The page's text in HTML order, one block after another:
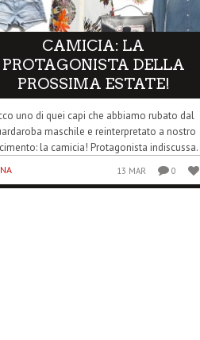
CAMICIA: LA
PROTAGONISTA DELLA
PROSSIMA ESTATE!
uno di quei capi che abbiamo rubato dal
maschile e reinterpretato a nostro
la camicia! Protagonista indiscussa..
13 MAR 0